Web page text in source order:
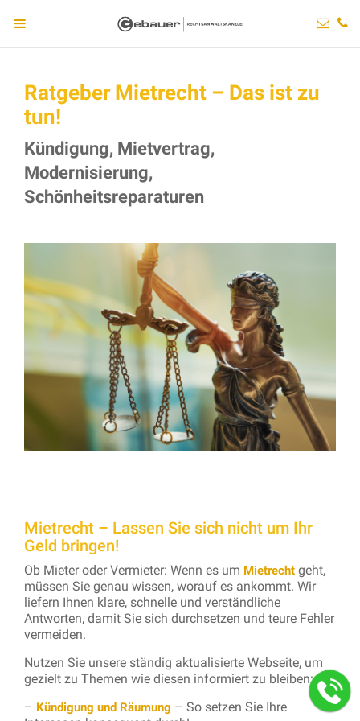
Ratgeber Mietrecht – Das ist zu
tun!
Kündigung, Mietvertrag,
Modernisierung,
Schönheitsreparaturen
Mietrecht – Lassen Sie sich nicht um Ihr
Geld bringen!
Ob Mieter oder Vermieter: Wenn es um Mietrecht geht,
müssen Sie genau wissen, worauf es ankommt. Wir
liefern Ihnen klare, schnelle und verständliche
Antworten, damit Sie sich durchsetzen und teure Fehler
vermeiden.
Nutzen Sie unsere ständig aktualisierte Webseite, um
gezielt zu Themen wie diesen informiert zu bleiben:
– Kündigung und Räumung – So setzen Sie Ihre